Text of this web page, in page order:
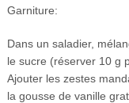
Garniture:
Dans un saladier,
le sucre (réserver 10 g
Ajouter les zestes
la gousse de vanille